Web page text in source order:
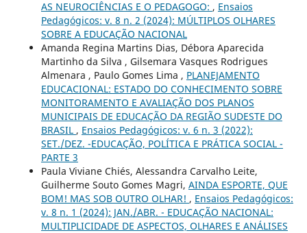
AS NEUROCIÊNCIAS E O PEDAGOGO: , Ensaios
Pedagógicos: v. 8 n. 2 (2024): MÚLTIPLOS OLHARES
SOBRE A EDUCAÇÃO NACIONAL
Amanda Regina Martins Dias, Débora Aparecida
Martinho da Silva , Gilsemara Vasques Rodrigues
Almenara , Paulo Gomes Lima , PLANEJAMENTO
EDUCACIONAL: ESTADO DO CONHECIMENTO SOBRE
MONITORAMENTO E AVALIAÇÃO DOS PLANOS
MUNICIPAIS DE EDUCAÇÃO DA REGIÃO SUDESTE DO
BRASIL , Ensaios Pedagógicos: v. 6 n. 3 (2022):
SET./DEZ. -EDUCAÇÃO, POLÍTICA E PRÁTICA SOCIAL -
PARTE 3
Paula Viviane Chiés, Alessandra Carvalho Leite,
Guilherme Souto Gomes Magri, AINDA ESPORTE, QUE
BOM! MAS SOB OUTRO OLHAR! , Ensaios Pedagógicos:
v. 8 n. 1 (2024): JAN./ABR. - EDUCAÇÃO NACIONAL:
MULTIPLICIDADE DE ASPECTOS, OLHARES E ANÁLISES